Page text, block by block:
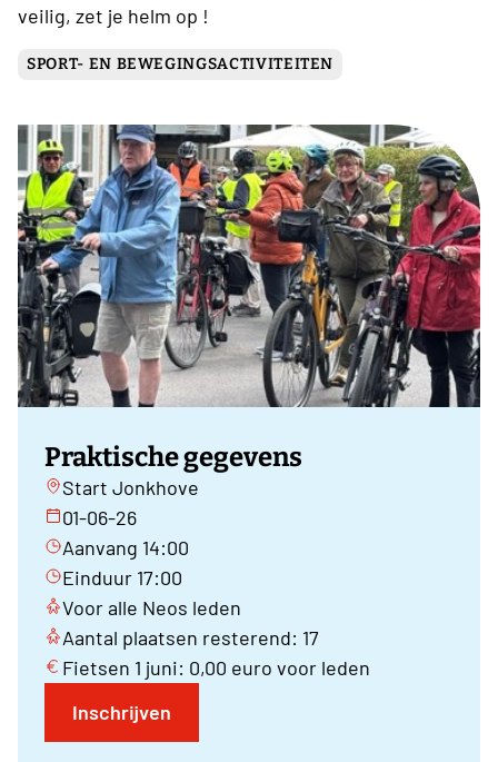
veilig, zet je helm op !
SPORT- EN BEWEGINGSACTIVITEITEN
Praktische gegevens
Start Jonkhove
01-06-26
Aanvang 14:00
Einduur 17:00
Voor alle Neos leden
Aantal plaatsen resterend: 17
Fietsen 1 juni: 0,00 euro voor leden
Inschrijven